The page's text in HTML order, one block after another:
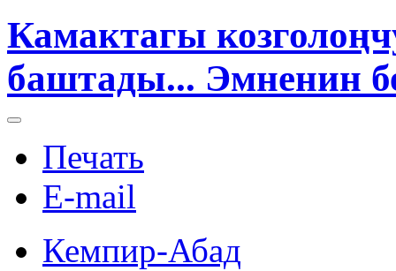
Камактагы
баштады... Эмненин
Печать
E-mail
Кемпир-Абад